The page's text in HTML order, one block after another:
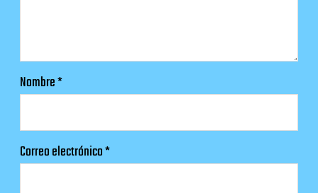
Nombre*
Correo electrónico*